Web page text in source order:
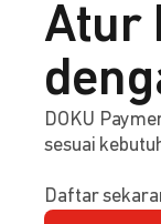
Atur
DOKU
sesuai
Daftar